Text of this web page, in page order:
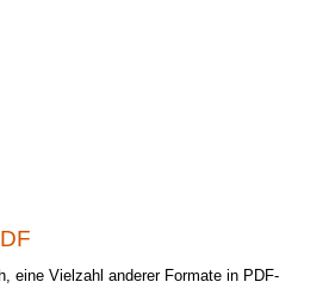
eine Vielzahl anderer Formate in PDF-